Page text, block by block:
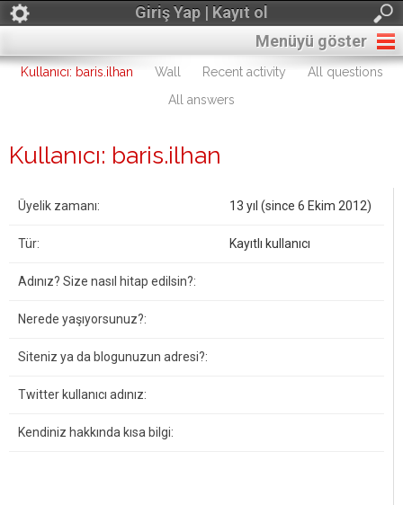
Giriş Yap | Kayıt ol
Menüyü göster
Kullanıcı: baris.ilhan Wall Recent activity
All questions
All answers
Kullanıcı: baris.ilhan
Üyelik zamanı: 13 yıl (since 6 Ekim 2012)
Tür: Kayıtlı kullanıcı
Adınız? Size nasıl hitap edilsin?:
Nerede yaşıyorsunuz?:
Siteniz ya da blogunuzun adresi?:
Twitter kullanıcı adınız:
Kendiniz hakkında kısa bilgi: